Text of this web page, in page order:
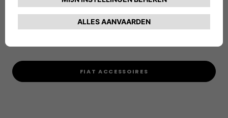
wilt rijden: met de juiste accessoires ga je altijd met een
gerust hart de weg op, welk seizoen het
ook is. Kies voor comfort, veiligheid en stijl. Kies voor
FIAT ACCESSOIRES